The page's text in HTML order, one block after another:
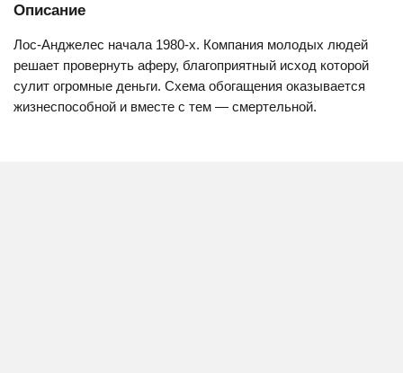
Описание
Лос-Анджелес начала 1980-х. Компания молодых людей
решает провернуть аферу, благоприятный исход которой
сулит огромные деньги. Схема обогащения оказывается
жизнеспособной и вместе с тем — смертельной.